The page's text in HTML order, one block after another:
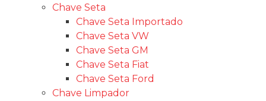
Chave Seta
Chave Seta Importado
Chave Seta VW
Chave Seta GM
Chave Seta Fiat
Chave Seta Ford
Chave Limpador